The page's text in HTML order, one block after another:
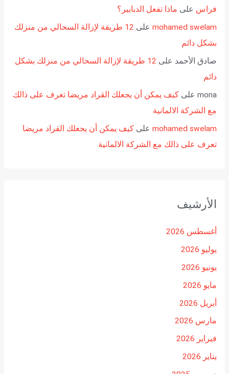
فراس على ماذا تفعل الدبابير؟
mohamed swelamعلى
12 طريقة لإزالة السحالي من منزلك
بشكل دائم
صادق الأحمد على
12 طريقة لإزالة السحالي من منزلك بشكل
دائم
monaعلى كيف يمكن أن يجعلك القراد مريضا تعرف على ذالك
مع الشركة الالمانية
mohamed swelamعلى كيف يمكن أن يجعلك القراد مريضا
تعرف على ذالك مع الشركة الالمانية
الأرشيف
أغسطس 2026
يوليو 2026
يونيو 2026
مايو 2026
أبريل 2026
مارس 2026
فبراير 2026
يناير 2026